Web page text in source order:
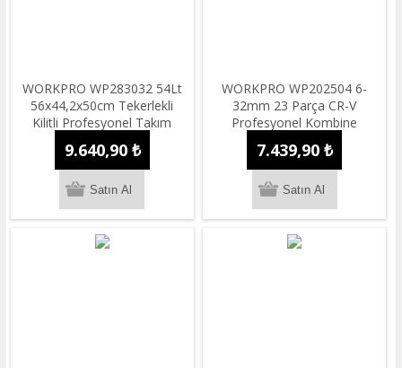
WORKPRO WP283032 54Lt
56x44,2x50cm Tekerlekli
Kilitli Profesyonel Takım
9.640,90 ₺
WORKPRO WP202504 6-
32mm 23 Parça CR-V
Profesyonel Kombine
Anahtar Takımı + Bez
Taşıma Kılıfı
7.439,90 ₺